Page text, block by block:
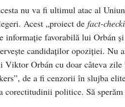
nu va fi ultimul atac al
Acest „proiect de fact-
informație favorabilă lui Orbán
candidaților opoziției. Nu
Viktor Orbán cu doar câteva
de a fi cenzorii în slujba
politice. Să